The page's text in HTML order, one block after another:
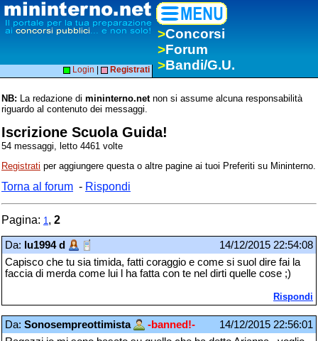
>Concorsi
>Forum
>Bandi/G.U.
Login Registrati
NB: La redazione di mininterno.netnon si assume alcuna responsabilità
riguardo al contenuto dei messaggi.
Iscrizione Scuola Guida!
54 messaggi, letto 4461 volte
Registrati per aggiungere questa o altre pagine ai tuoi Preferiti su Mininterno.
Torna al forum - Rispondi
Pagina: 1 , 2
Da: lu1994 d
14/12/2015 22:54:08
Capisco che tu sia timida, fatti coraggio e come si suol dire fai la
faccia di merda come lui l ha fatta con te nel dirti quelle cose ;)
Rispondi
Da: Sonosempreottimista -banned!-
14/12/2015 22:56:01